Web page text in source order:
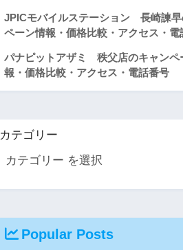
JPICモバイルステーション 長崎諫早
ペーン情報・価格比較・アクセス・電
パナピットアザミ 秩父店のキャンペ
報・価格比較・アクセス・電話番号
カテゴリー
Popular Posts